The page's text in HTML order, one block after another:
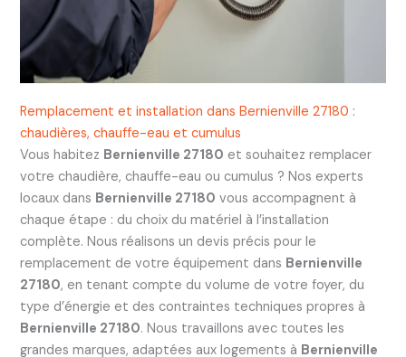
Remplacement et installation dans Bernienville 27180 :
chaudières, chauffe-eau et cumulus
Vous habitez Bernienville 27180 et souhaitez remplacer
votre chaudière, chauffe-eau ou cumulus ? Nos experts
locaux dans Bernienville 27180 vous accompagnent à
chaque étape : du choix du matériel à l’installation
complète. Nous réalisons un devis précis pour le
remplacement de votre équipement dans Bernienville
27180, en tenant compte du volume de votre foyer, du
type d’énergie et des contraintes techniques propres à
Bernienville 27180. Nous travaillons avec toutes les
grandes marques, adaptées aux logements à Bernienville